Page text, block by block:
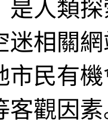
迷相關
市民有
客觀因